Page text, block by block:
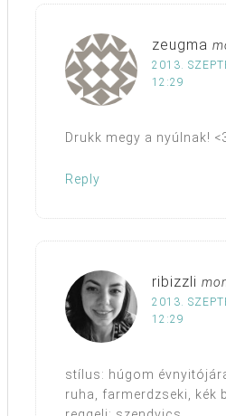
zeugma
2013.
12:29
Drukk megy a nyúlnak!
Reply
ribizzli
2013.
12:29
stílus: húgom
ruha, farmerdzseki, kék